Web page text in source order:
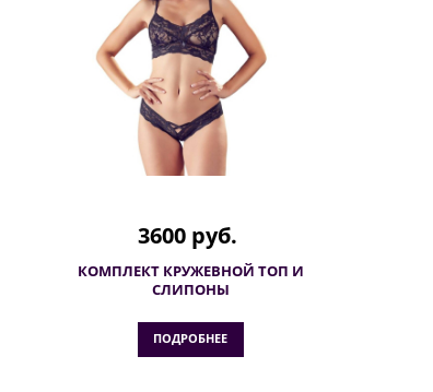
3600 руб.
КОМПЛЕКТ КРУЖЕВНОЙ ТОП И
СЛИПОНЫ
ПОДРОБНЕЕ